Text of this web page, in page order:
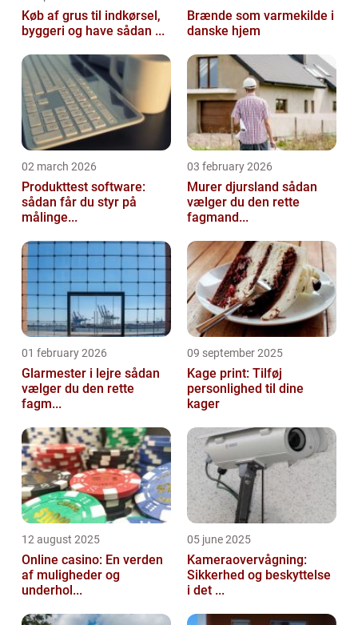
Køb af grus til indkørsel,
byggeri og have sådan ...
Brænde som varmekilde i
danske hjem
02 march 2026
Produkttest software:
sådan får du styr på
målinge...
03 february 2026
Murer djursland sådan
vælger du den rette
fagmand...
01 february 2026
Glarmester i lejre sådan
vælger du den rette
fagm...
09 september 2025
Kage print: Tilføj
personlighed til dine
kager
12 august 2025
Online casino: En verden
af muligheder og
underhol...
05 june 2025
Kameraovervågning:
Sikkerhed og beskyttelse
i det ...